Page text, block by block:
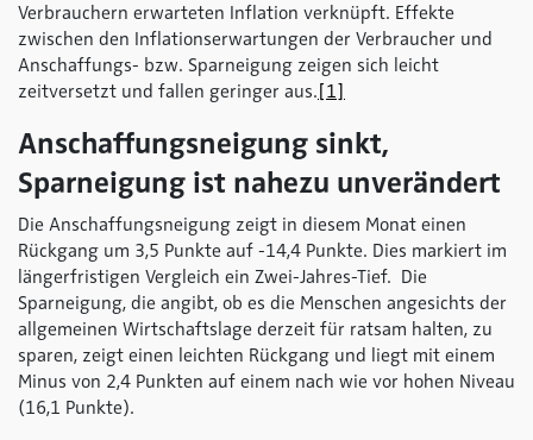
Verbrauchern erwarteten Inflation verknüpft. Effekte
zwischen den Inflationserwartungen der Verbraucher und
Anschaffungs- bzw. Sparneigung zeigen sich leicht
zeitversetzt und fallen geringer aus. [1]
Anschaffungsneigung sinkt,
Sparneigung ist nahezu unverändert
Die Anschaffungsneigung zeigt in diesem Monat einen
Rückgang um 3,5 Punkte auf -14,4 Punkte. Dies markiert im
längerfristigen Vergleich ein Zwei-Jahres-Tief. Die
Sparneigung, die angibt, ob es die Menschen angesichts der
allgemeinen Wirtschaftslage derzeit für ratsam halten, zu
sparen, zeigt einen leichten Rückgang und liegt mit einem
Minus von 2,4 Punkten auf einem nach wie vor hohen Niveau
(16,1 Punkte).